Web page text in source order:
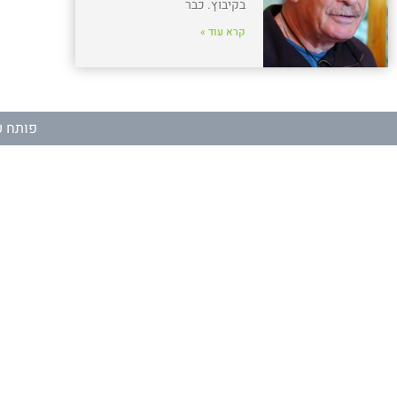
בקיבוץ. כבר
קרא עוד »
פותח